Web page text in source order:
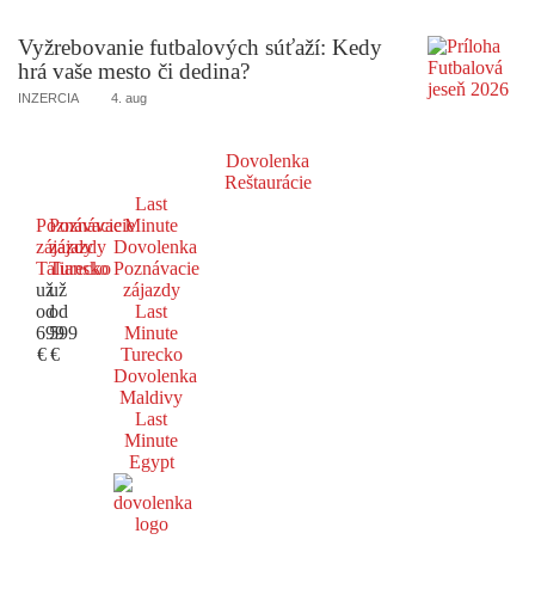
Vyžrebovanie futbalových súťaží: Kedy
hrá vaše mesto či dedina?
INZERCIA 4. aug
Dovolenka
Reštaurácie
Poznávacie
zájazdy
Taliansko
už
od
699
€
Poznávacie
zájazdy
Turecko
už
od
599
€
Last
Minute
Dovolenka
Poznávacie
zájazdy
Last
Minute
Turecko
Dovolenka
Maldivy
Last
Minute
Egypt